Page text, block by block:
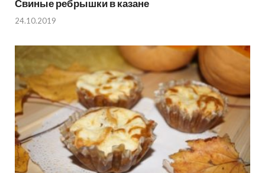
Свиные ребрышки в казане
24.10.2019